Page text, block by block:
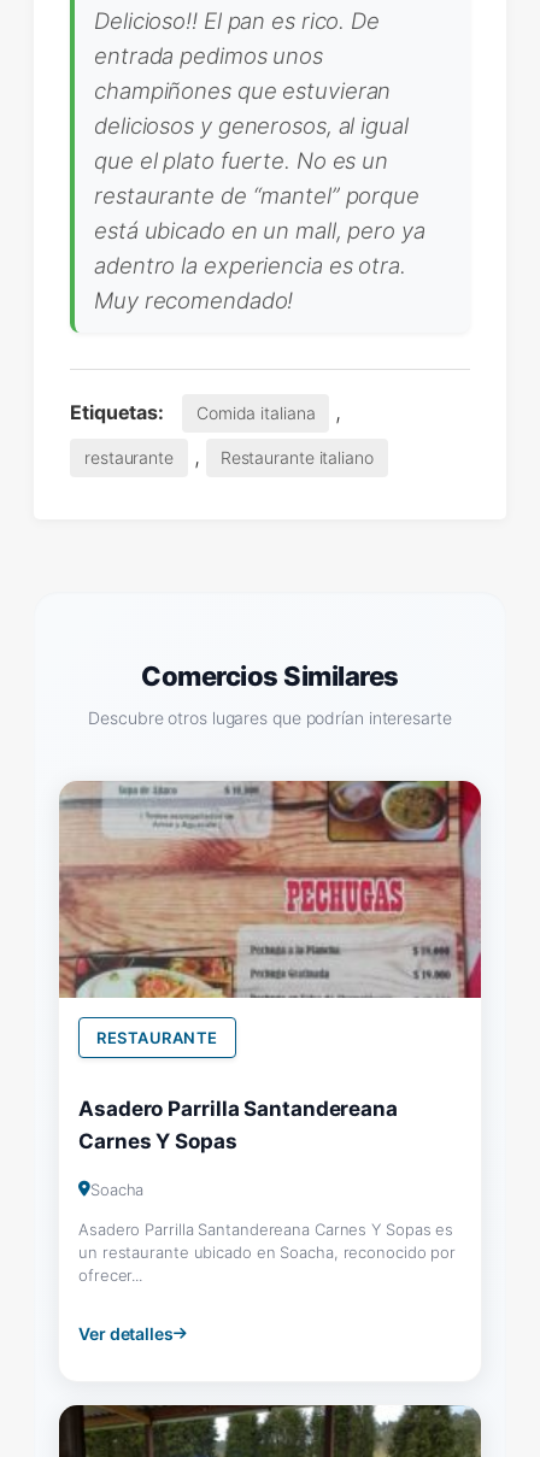
Delicioso!! El pan es rico. De
entrada pedimos unos
champiñones que estuvieran
deliciosos y generosos, al igual
que el plato fuerte. No es un
restaurante de “mantel” porque
está ubicado en un mall, pero ya
adentro la experiencia es otra.
Muy recomendado!
Etiquetas: Comida italiana ,
restaurante , Restaurante italiano
Comercios Similares
Descubre otros lugares que podrían interesarte
RESTAURANTE
Asadero Parrilla Santandereana
Carnes Y Sopas
Soacha
Asadero Parrilla Santandereana Carnes Y Sopas es
un restaurante ubicado en Soacha, reconocido por
ofrecer...
Ver detalles